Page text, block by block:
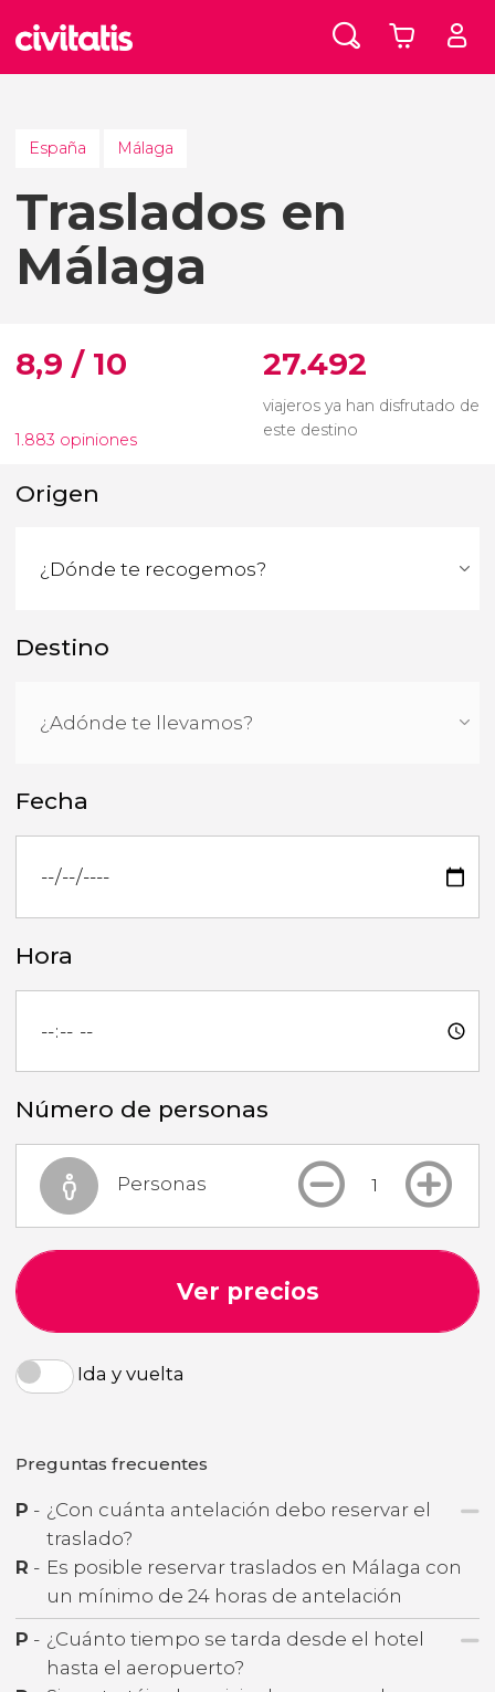
España Málaga
Traslados en
Málaga
8,9 / 10
1.883 opiniones
27.492
viajeros ya han disfrutado de
este destino
Origen
Destino
Fecha
Hora
Número de personas
Personas
Ver precios
Ida y vuelta
Preguntas frecuentes
P - ¿Con cuánta antelación debo reservar el
traslado?
R - Es posible reservar traslados en Málaga con
un mínimo de 24 horas de antelación
P - ¿Cuánto tiempo se tarda desde el hotel
hasta el aeropuerto?